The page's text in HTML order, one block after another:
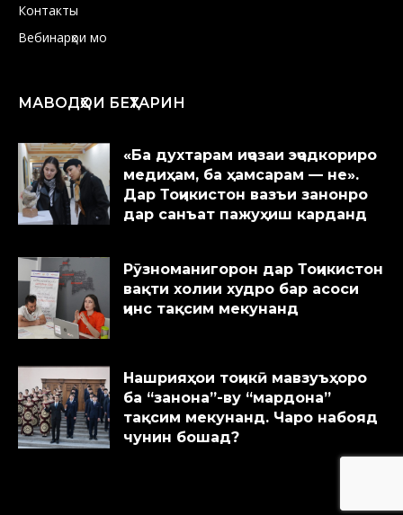
Контакты
Вебинарҳои мо
МАВОДҲОИ БЕҲТАРИН
«Ба духтарам иҷозаи эҷодкориро
медиҳам, ба ҳамсарам — не».
Дар Тоҷикистон вазъи занонро
дар санъат пажуҳиш карданд
Рӯзноманигорон дар Тоҷикистон
вақти холии худро бар асоси
ҷинс тақсим мекунанд
Нашрияҳои тоҷикӣ мавзуъҳоро
ба “занона”-ву “мардона”
тақсим мекунанд. Чаро набояд
чунин бошад?